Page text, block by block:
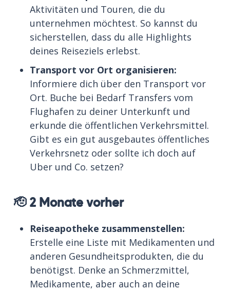
Aktivitäten und Touren, die du
unternehmen möchtest. So kannst du
sicherstellen, dass du alle Highlights
deines Reiseziels erlebst.
Transport vor Ort organisieren:
Informiere dich über den Transport vor
Ort. Buche bei Bedarf Transfers vom
Flughafen zu deiner Unterkunft und
erkunde die öffentlichen Verkehrsmittel.
Gibt es ein gut ausgebautes öffentliches
Verkehrsnetz oder sollte ich doch auf
Uber und Co. setzen?
🫡 2 Monate vorher
Reiseapotheke zusammenstellen:
Erstelle eine Liste mit Medikamenten und
anderen Gesundheitsprodukten, die du
benötigst. Denke an Schmerzmittel,
Medikamente, aber auch an deine